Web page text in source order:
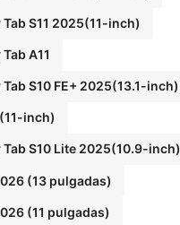
S11 2025(11-inch)
A11
S10 FE+ 2025(13.1-inch)
inch)
S10 Lite 2025(10.9-inch)
(13 pulgadas)
(11 pulgadas)